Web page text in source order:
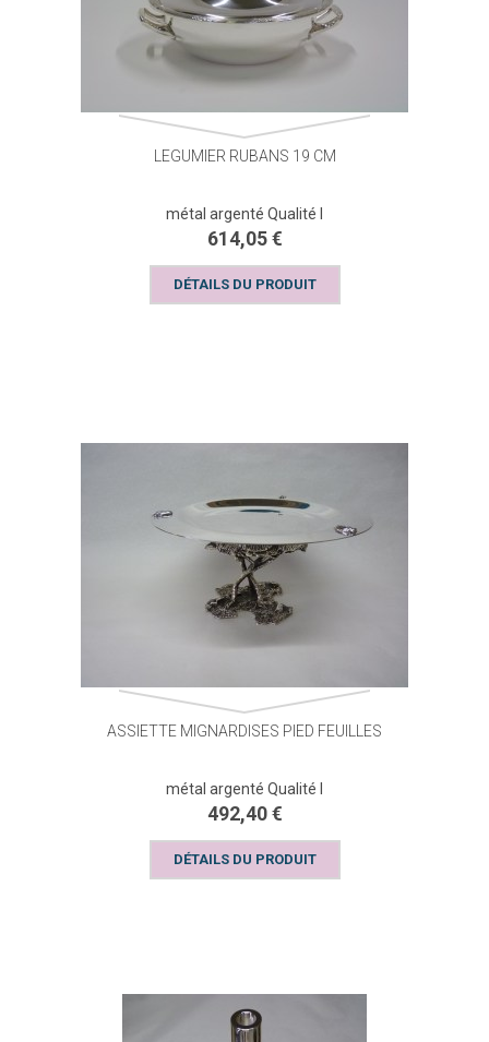
LEGUMIER RUBANS 19 CM
métal argenté Qualité I
614,05 €
DÉTAILS DU PRODUIT
ASSIETTE MIGNARDISES PIED FEUILLES
métal argenté Qualité I
492,40 €
DÉTAILS DU PRODUIT